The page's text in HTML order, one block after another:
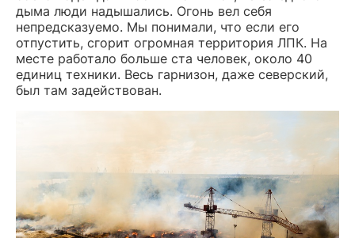
дыма люди надышались. Огонь вел себя
непредсказуемо. Мы понимали, что если его
отпустить, сгорит огромная территория ЛПК. На
месте работало больше ста человек, около 40
единиц техники. Весь гарнизон, даже северский,
был там задействован.